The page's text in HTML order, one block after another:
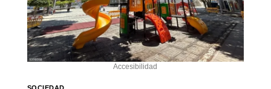
Accesibilidad